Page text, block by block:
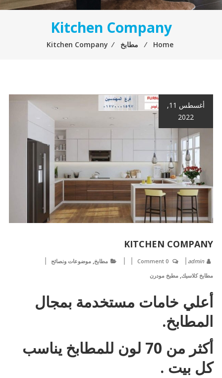
Kitchen Company
Home
⁄ مطابخ ⁄
Kitchen Company
أغسطس 11,
2022
KITCHEN COMPANY
admin
0 Comment مطابخ, موضوعات ونصائح
مطابخ كلاسيك, مطبخ مودرن
أعلي خامات مستخدمة بمجال
المطابخ.
أكثر من 70 لون للمطابخ يناسب
كل بيت .